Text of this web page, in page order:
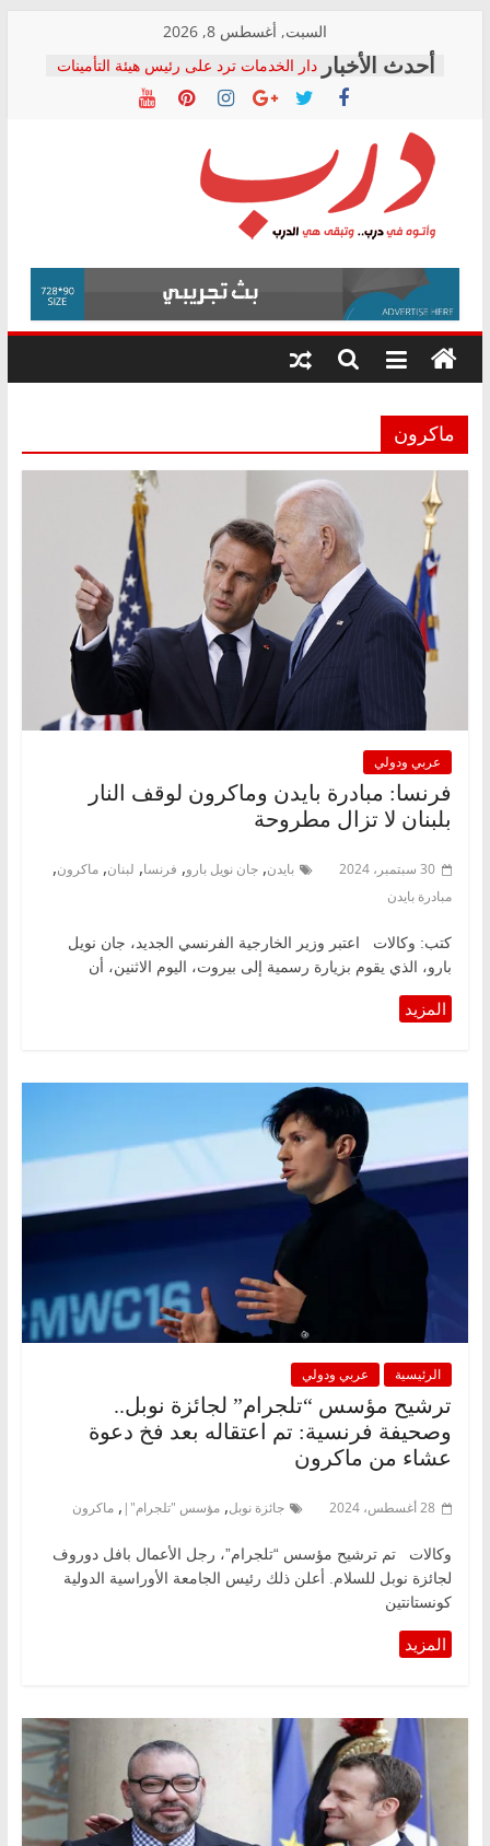
content
السبت, أغسطس 8, 2026
دار الخدمات ترد على رئيس هيئة التأمينات
بعد مؤتمره الصحفي: إنكار الأزمة لا ينهي
معاناة أصحاب المعاشات.. ونطالب بكشف
فرحات سليمان يكتب: القطاع الصحي إلى
أين؟
حزب التحالف الشعبي يطلق لجنة “الحق
في الصحة” بالإسكندرية لرصد الانتهاكات
ودعم المرضى
الوزاري لمدينة الصحفيين.. وانتهاء أعمال
إنشاء المبنى الإداري
المجلس القومي لحقوق الإنسان يعلن
متابعة قضية الدكتور محمد زهران.. ويؤكد:
قرينة البراءة وضمانات المحاكمة العادلة
درب
وأتوه
درب..
وتبقى
هي
ماكرون
عربي ودولي
فرنسا: مبادرة بايدن وماكرون لوقف النار
بلبنان لا تزال مطروحة
30 سبتمبر، 2024 بايدن, جان نويل بارو, فرنسا, لبنان, ماكرون,
مبادرة بايدن
كتب: وكالات اعتبر وزير الخارجية الفرنسي الجديد، جان نويل
بارو، الذي يقوم بزيارة رسمية إلى بيروت، اليوم الاثنين، أن
الرئيسية عربي ودولي
ترشيح مؤسس “تلجرام” لجائزة نوبل..
وصحيفة فرنسية: تم اعتقاله بعد فخ دعوة
عشاء من ماكرون
28 أغسطس، 2024 جائزة نوبل, مؤسس "تلجرام"| , ماكرون
وكالات تم ترشيح مؤسس “تلجرام”، رجل الأعمال بافل دوروف
لجائزة نوبل للسلام. أعلن ذلك رئيس الجامعة الأوراسية الدولية
كونستانتين